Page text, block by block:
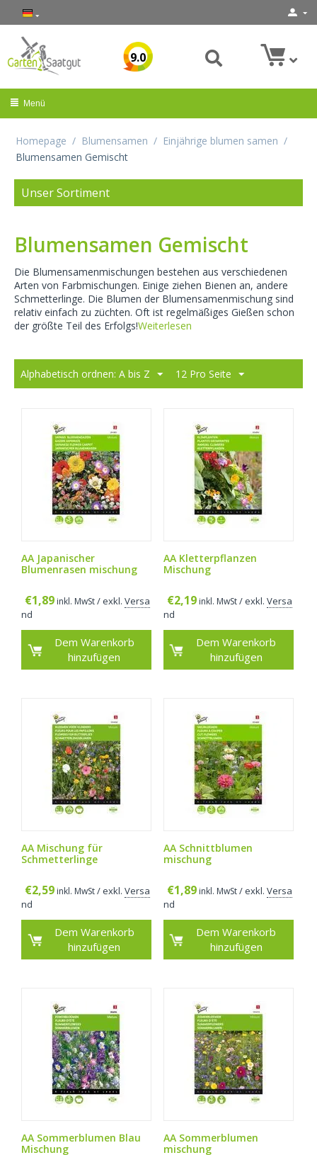
9.0
Menü
Homepage / Blumensamen / Einjährige blumen samen /
Blumensamen Gemischt
Unser Sortiment
Blumensamen Gemischt
Die Blumensamenmischungen bestehen aus verschiedenen
Arten von Farbmischungen. Einige ziehen Bienen an, andere
Schmetterlinge. Die Blumen der Blumensamenmischung sind
relativ einfach zu züchten. Oft ist regelmäßiges Gießen schon
der größte Teil des Erfolgs!Weiterlesen
Alphabetisch ordnen: A bis Z 12 Pro Seite
AA Japanischer
Blumenrasen mischung
€1,89 inkl. MwSt/ exkl. Versa
nd
Dem Warenkorb
hinzufügen
AA Kletterpflanzen
Mischung
€2,19 inkl. MwSt / exkl. Versa
nd
Dem Warenkorb
hinzufügen
AA Mischung für
Schmetterlinge
€2,59 inkl. MwSt/ exkl. Versa
nd
Dem Warenkorb
hinzufügen
AA Schnittblumen
mischung
€1,89 inkl. MwSt / exkl. Versa
nd
Dem Warenkorb
hinzufügen
AA Sommerblumen Blau
Mischung
AA Sommerblumen
mischung